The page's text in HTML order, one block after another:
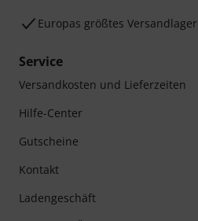
Europas größtes Versandlager
Service
Versandkosten und Lieferzeiten
Hilfe-Center
Gutscheine
Kontakt
Ladengeschäft